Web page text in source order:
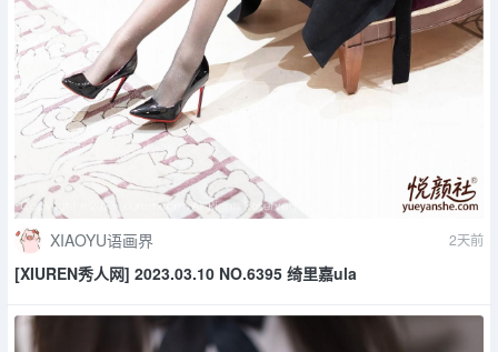
XIAOYU语画界 2天前
[XIUREN秀人网] 2023.03.10 NO.6395 绮里嘉ula